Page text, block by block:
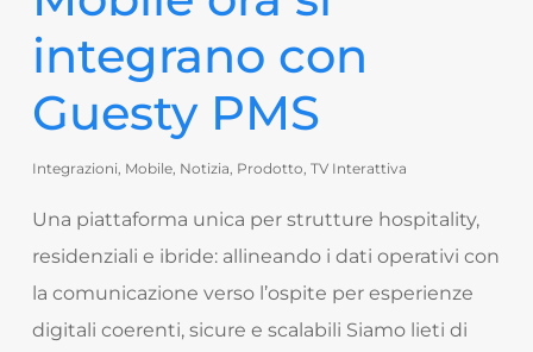
integrano con
Guesty PMS
Integrazioni, Mobile, Notizia, Prodotto, TV Interattiva
Una piattaforma unica per strutture hospitality,
residenziali e ibride: allineando i dati operativi con
la comunicazione verso l’ospite per esperienze
digitali coerenti, sicure e scalabili Siamo lieti di